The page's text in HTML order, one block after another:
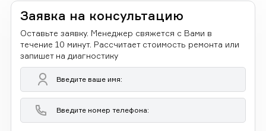
Заявка на консультацию
Оставьте заявку. Менеджер свяжется с Вами в
течение 10 минут. Рассчитает стоимость ремонта или
запишет на диагностику